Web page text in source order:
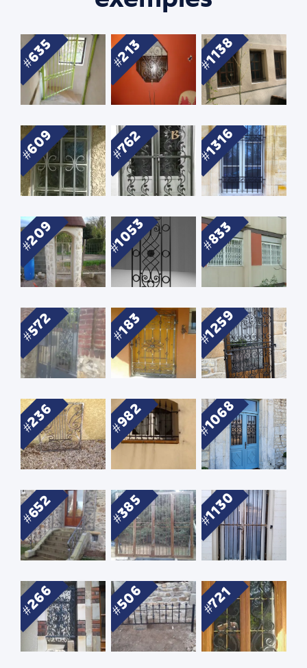
635 213 1138
609 762 1316
209 1053 833
572 183 1259
236 982 1068
652 385 1130
266 506 721